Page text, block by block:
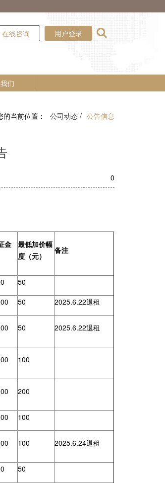
在线咨询 用户登录
们
的当前位置： 公司动态 / 公告信息
0
金
最低加价幅
度（元）
备注
50
50 2025.6.22退租
50 2025.6.22退租
100
200
100
100 2025.6.24退租
50